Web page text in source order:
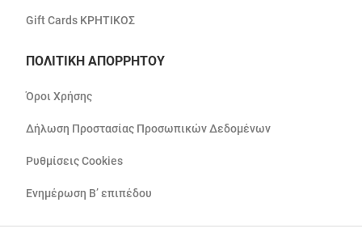
Gift Cards ΚΡΗΤΙΚΟΣ
ΠΟΛΙΤΙΚΗ ΑΠΟΡΡΗΤΟΥ
Όροι Χρήσης
Δήλωση Προστασίας Προσωπικών Δεδομένων
Ρυθμίσεις Cookies
Ενημέρωση Β’ επιπέδου